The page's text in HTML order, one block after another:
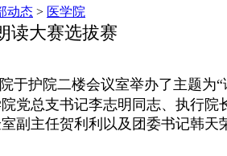
动态 > 医学院
读大赛选拔赛
于护院二楼会议室举办了主题为
党总支书记李志明同志、执行
副主任贺利利以及团委书记韩天